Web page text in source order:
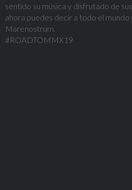
sentido su música y disfrutado de
ahora puedes decir a todo el mundo
Marenostrum.
#ROADTOMMX19